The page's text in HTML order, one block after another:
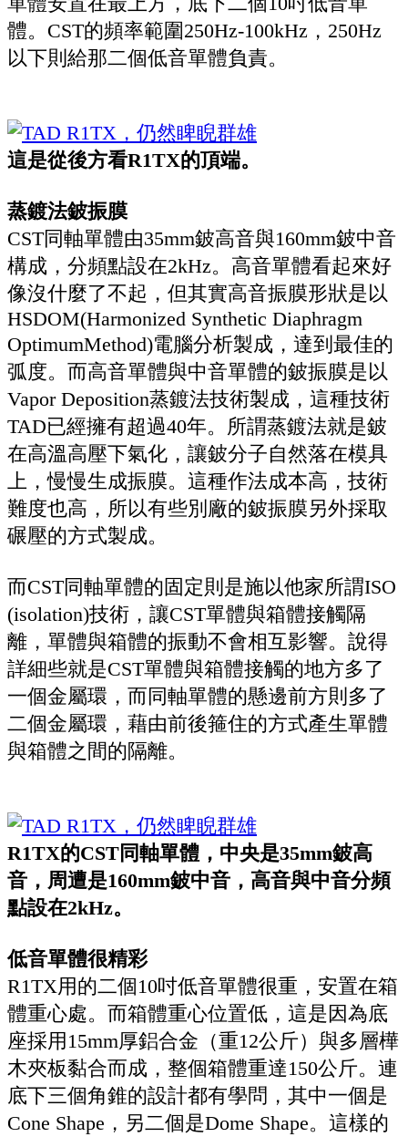
體。CST的頻率範圍250Hz-100kHz，250Hz
以下則給那二個低音單體負責。
這是從後方看R1TX的頂端。
蒸鍍法鈹振膜
CST同軸單體由35mm鈹高音與160mm鈹中音
構成，分頻點設在2kHz。高音單體看起來好
像沒什麼了不起，但其實高音振膜形狀是以
HSDOM(Harmonized Synthetic Diaphragm
OptimumMethod)電腦分析製成，達到最佳的
弧度。而高音單體與中音單體的鈹振膜是以
Vapor Deposition蒸鍍法技術製成，這種技術
TAD已經擁有超過40年。所謂蒸鍍法就是鈹
在高溫高壓下氣化，讓鈹分子自然落在模具
上，慢慢生成振膜。這種作法成本高，技術
難度也高，所以有些別廠的鈹振膜另外採取
碾壓的方式製成。
而CST同軸單體的固定則是施以他家所謂ISO
(isolation)技術，讓CST單體與箱體接觸隔
離，單體與箱體的振動不會相互影響。說得
詳細些就是CST單體與箱體接觸的地方多了
一個金屬環，而同軸單體的懸邊前方則多了
二個金屬環，藉由前後箍住的方式產生單體
與箱體之間的隔離。
R1TX的CST同軸單體，中央是35mm鈹高
音，周遭是160mm鈹中音，高音與中音分頻
點設在2kHz。
低音單體很精彩
R1TX用的二個10吋低音單體很重，安置在箱
體重心處。而箱體重心位置低，這是因為底
座採用15mm厚鋁合金（重12公斤）與多層樺
木夾板黏合而成，整個箱體重達150公斤。連
底下三個角錐的設計都有學問，其中一個是
Cone Shape，另二個是Dome Shape。這樣的